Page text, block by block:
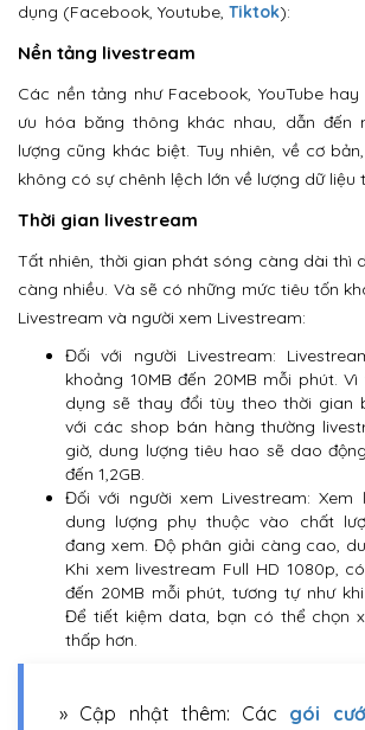
dụng (Facebook, Youtube, Tiktok):
Nền tảng livestream
Các nền tảng như Facebook, YouTube
ưu hóa băng thông khác nhau, dẫn đến
lượng cũng khác biệt. Tuy nhiên, về cơ
không có sự chênh lệch lớn về lượng dữ liệu
Thời gian livestream
Tất nhiên, thời gian phát sóng càng dài thì
càng nhiều. Và sẽ có những mức tiêu tốn
Livestream và người xem Livestream:
Đối với người Livestream:
khoảng 10MB đến 20MB mỗi phút.
dụng sẽ thay đổi tùy theo thời gian
với các shop bán hàng thường
giờ, dung lượng tiêu hao sẽ dao
đến 1,2GB.
Đối với người xem Livestream: Xem
dung lượng phụ thuộc vào chất
đang xem. Độ phân giải càng cao,
Khi xem livestream Full HD 1080p,
đến 20MB mỗi phút, tương tự như
Để tiết kiệm data, bạn có thể chọn
thấp hơn.
» Cập nhật thêm: Các gói